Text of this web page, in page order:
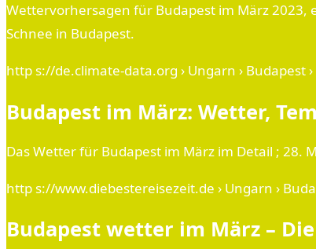
Wettervorhersagen für Budapest im März 2023,
Schnee in Budapest.
http s://de.climate-data.org › Ungarn › Budapest
Budapest im März: Wetter,
Das Wetter für Budapest im März im Detail ; 28.
http s://www.diebestereisezeit.de › Ungarn ›
Budapest wetter im März –